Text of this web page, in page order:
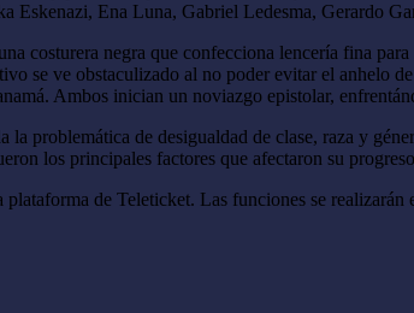
Eskenazi, Ena Luna, Gabriel Ledesma, Gerardo
costurera negra que confecciona lencería fina
se ve obstaculizado al no poder evitar el anhelo
Ambos inician un noviazgo epistolar,
la problemática de desigualdad de clase, raza y
los principales factores que afectaron su
plataforma de Teleticket. Las funciones se